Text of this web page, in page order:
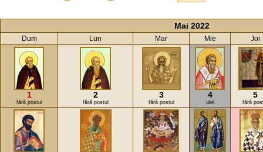
Mai 2022
Dum Lun Mar Mie Joi
1
fără postul
2
fără postul
3
fără postul
4
ulei
5
fără